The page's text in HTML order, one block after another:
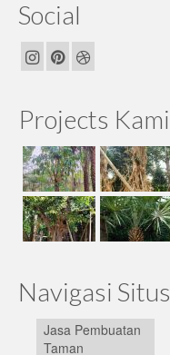
Social
Projects Kami
Navigasi Situs
Jasa Pembuatan
Taman